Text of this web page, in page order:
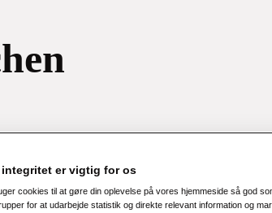
integritet er vigtig for os
cookies til at gøre din oplevelse på vores hjemmeside så god
for at udarbejde statistik og direkte relevant information og